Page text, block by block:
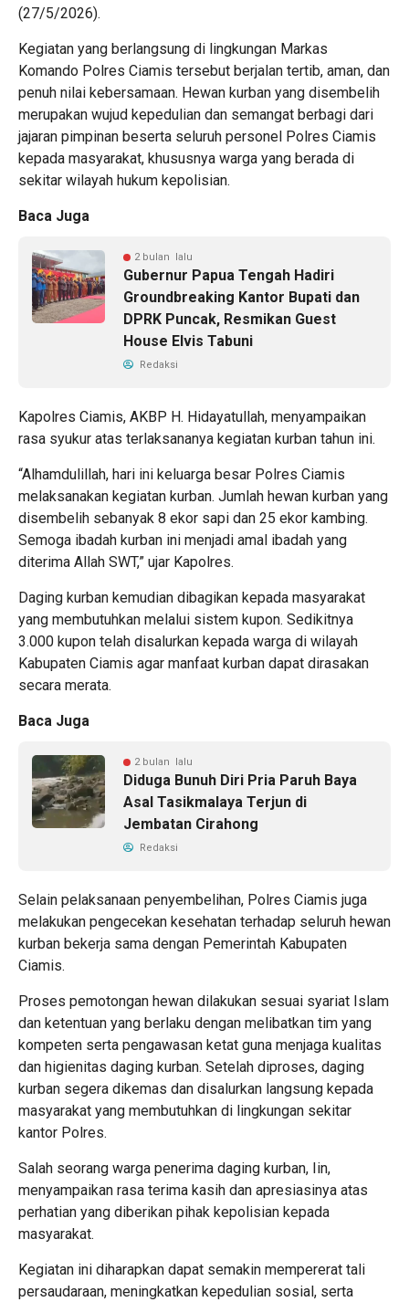
(27/5/2026).
Kegiatan yang berlangsung di lingkungan Markas
Komando Polres Ciamis tersebut berjalan tertib, aman, dan
penuh nilai kebersamaan. Hewan kurban yang disembelih
merupakan wujud kepedulian dan semangat berbagi dari
jajaran pimpinan beserta seluruh personel Polres Ciamis
kepada masyarakat, khususnya warga yang berada di
sekitar wilayah hukum kepolisian.
Baca Juga
2 bulan lalu
Gubernur Papua Tengah Hadiri
Groundbreaking Kantor Bupati dan
DPRK Puncak, Resmikan Guest
House Elvis Tabuni
Redaksi
Kapolres Ciamis, AKBP H. Hidayatullah, menyampaikan
rasa syukur atas terlaksananya kegiatan kurban tahun ini.
“Alhamdulillah, hari ini keluarga besar Polres Ciamis
melaksanakan kegiatan kurban. Jumlah hewan kurban yang
disembelih sebanyak 8 ekor sapi dan 25 ekor kambing.
Semoga ibadah kurban ini menjadi amal ibadah yang
diterima Allah SWT,” ujar Kapolres.
Daging kurban kemudian dibagikan kepada masyarakat
yang membutuhkan melalui sistem kupon. Sedikitnya
3.000 kupon telah disalurkan kepada warga di wilayah
Kabupaten Ciamis agar manfaat kurban dapat dirasakan
secara merata.
Baca Juga
2 bulan lalu
Diduga Bunuh Diri Pria Paruh Baya
Asal Tasikmalaya Terjun di
Jembatan Cirahong
Redaksi
Selain pelaksanaan penyembelihan, Polres Ciamis juga
melakukan pengecekan kesehatan terhadap seluruh hewan
kurban bekerja sama dengan Pemerintah Kabupaten
Ciamis.
Proses pemotongan hewan dilakukan sesuai syariat Islam
dan ketentuan yang berlaku dengan melibatkan tim yang
kompeten serta pengawasan ketat guna menjaga kualitas
dan higienitas daging kurban. Setelah diproses, daging
kurban segera dikemas dan disalurkan langsung kepada
masyarakat yang membutuhkan di lingkungan sekitar
kantor Polres.
Salah seorang warga penerima daging kurban, Iin,
menyampaikan rasa terima kasih dan apresiasinya atas
perhatian yang diberikan pihak kepolisian kepada
masyarakat.
Kegiatan ini diharapkan dapat semakin mempererat tali
persaudaraan, meningkatkan kepedulian sosial, serta